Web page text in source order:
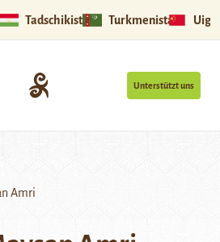
Tadschikistan Turkmenistan
Unterstützt uns
Amri